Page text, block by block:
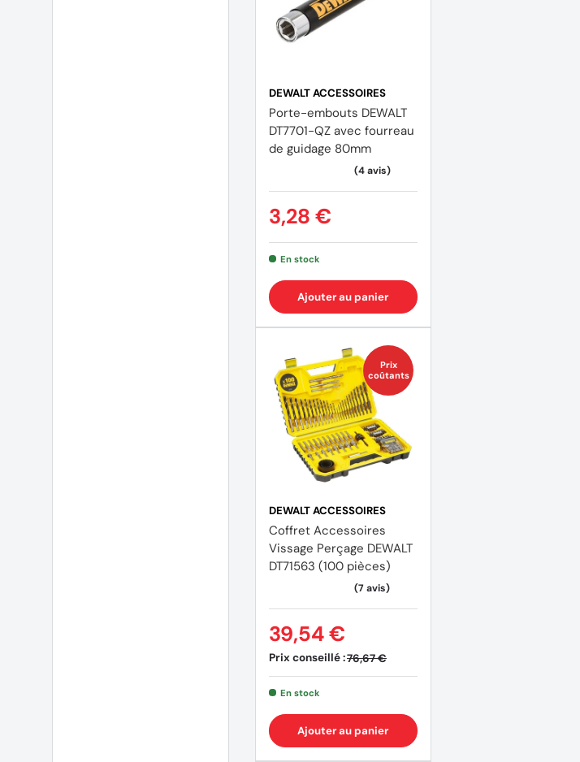
DEWALT ACCESSOIRES
Porte-embouts DEWALT
DT7701-QZ avec fourreau
de guidage 80mm
3,28 €
En stock
Ajouter au panier
Prix
coûtants
DEWALT ACCESSOIRES
Coffret Accessoires
Vissage Perçage DEWALT
DT71563 (100 pièces)
Prix conseillé :76,67 €
39,54 €
En stock
Ajouter au panier